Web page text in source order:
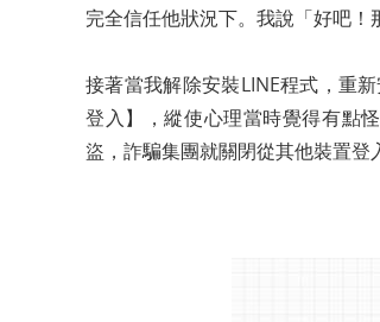
完全信任他狀況下。我說「好吧！
接著當我解除安裝LINE程式，重
登入】，縱使心理當時覺得有點
盜，詐騙集團就關閉從其他裝置登